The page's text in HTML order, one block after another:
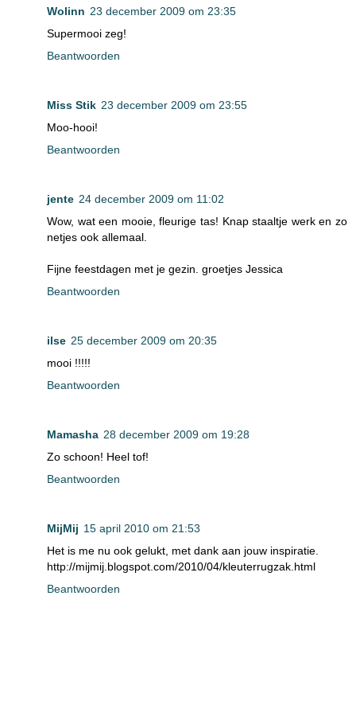
Wolinn 23 december 2009 om 23:35
Supermooi zeg!
Beantwoorden
Miss Stik 23 december 2009 om 23:55
Moo-hooi!
Beantwoorden
jente 24 december 2009 om 11:02
Wow, wat een mooie, fleurige tas! Knap staaltje werk en zo
netjes ook allemaal.
Fijne feestdagen met je gezin. groetjes Jessica
Beantwoorden
ilse 25 december 2009 om 20:35
mooi !!!!!
Beantwoorden
Mamasha 28 december 2009 om 19:28
Zo schoon! Heel tof!
Beantwoorden
MijMij 15 april 2010 om 21:53
Het is me nu ook gelukt, met dank aan jouw inspiratie.
http://mijmij.blogspot.com/2010/04/kleuterrugzak.html
Beantwoorden